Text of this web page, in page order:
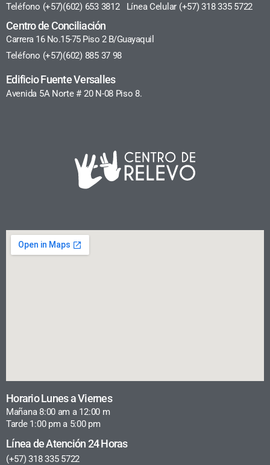
Teléfono (+57)(602) 653 3812 Línea Celular (+57) 318 335 5722
Centro de Conciliación
Carrera 16 No.15-75 Piso 2 B/Guayaquil
Teléfono (+57)(602) 885 37 98
Edificio Fuente Versalles
Avenida 5A Norte # 20 N-08 Piso 8.
Horario Lunes a Viernes
Mañana 8:00 am a 12:00 m
Tarde 1:00 pm a 5:00 pm
Línea de Atención 24 Horas
(+57) 318 335 5722